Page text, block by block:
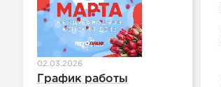
02.03.2026
График работы